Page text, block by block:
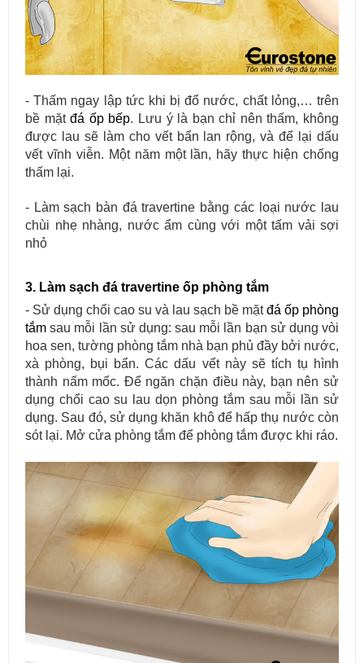
- Thấm ngay lập tức khi bị đổ nước, chất lỏng,… trên
bề mặtđá ốp bếp. Lưu ý là bạn chỉ nên thấm, không
được lau sẽ làm cho vết bẩn lan rộng, và để lại dấu
vết vĩnh viễn. Một năm một lần, hãy thực hiện chống
thấm lại.
- Làm sạch bàn đá travertine bằng các loại nước lau
chùi nhẹ nhàng, nước ẩm cùng với một tấm vải sợi
nhỏ
3. Làm sạch đá travertine ốp phòng tắm
- Sử dụng chổi cao su và lau sạch bề mặtđá ốp phòng
tắm sau mỗi lần sử dụng: sau mỗi lần bạn sử dụng vòi
hoa sen, tường phòng tắm nhà bạn phủ đầy bởi nước,
xà phòng, bụi bẩn. Các dấu vết này sẽ tích tụ hình
thành nấm mốc. Để ngăn chặn điều này, bạn nên sử
dụng chổi cao su lau dọn phòng tắm sau mỗi lần sử
dụng. Sau đó, sử dụng khăn khô để hấp thụ nước còn
sót lại. Mở cửa phòng tắm để phòng tắm được khi ráo.
Mẫu bàn ăn mặt đá tự nhiên cao cấp và sang trọng cho gia đình
thân yêu của bạn.